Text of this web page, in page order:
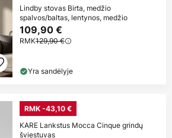
Lindby stovas Birta, medžio
spalvos/baltas, lentynos, medžio
109,90 €
RMK129,90 €
Yra sandėlyje
RMK -43,10 €
KARE Lankstus Mocca Cinque grindų
šviestuvas